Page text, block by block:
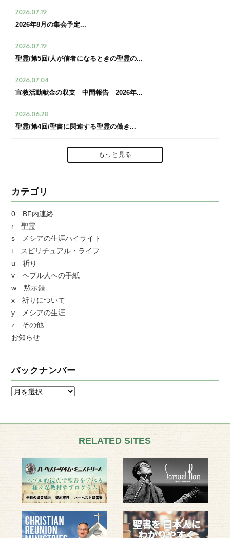
2026.07.19
2026年8月の集会予定...
2026.07.19
聖霊/第5回/人が信者になるときの聖霊の...
2026.07.04
宣教活動献金の収支 中間報告 2026年...
2026.06.28
聖霊/第4回/聖書に関連する聖霊の働き...
もっと見る
カテゴリ
0 BF内連絡
r 聖霊
s メシアの生涯ハイライト
t スピリチュアル・ライフ
u 祈り
v ヘブル人への手紙
w 黙示録
x 祈りについて
y メシアの生涯
z その他
お知らせ
バックナンバー
RELATED SITES